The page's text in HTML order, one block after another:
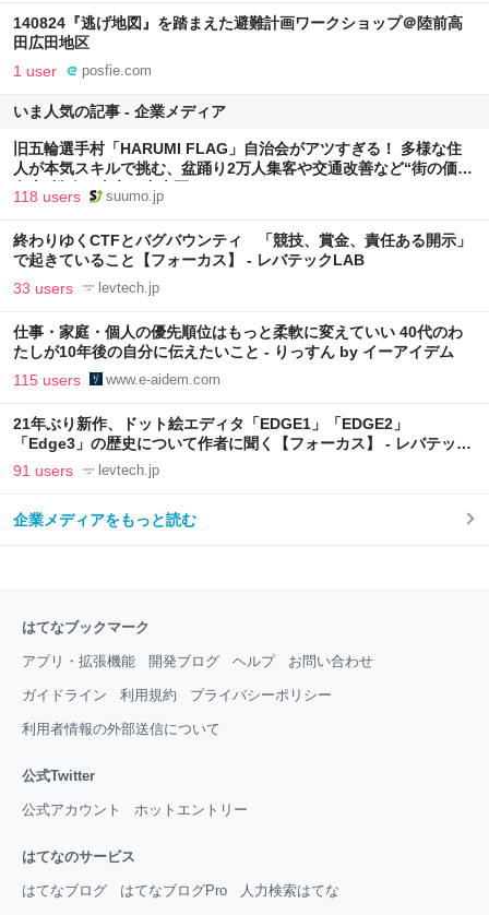
140824『逃げ地図』を踏まえた避難計画ワークショップ＠陸前高
田広田地区
1 user posfie.com
いま人気の記事 - 企業メディア
旧五輪選手村「HARUMI FLAG」自治会がアツすぎる！ 多様な住
人が本気スキルで挑む、盆踊り2万人集客や交通改善など“街の価値
向上”戦略 東京・中央区
118 users suumo.jp
終わりゆくCTFとバグバウンティ 「競技、賞金、責任ある開示」
で起きていること【フォーカス】 - レバテックLAB
33 users levtech.jp
仕事・家庭・個人の優先順位はもっと柔軟に変えていい 40代のわ
たしが10年後の自分に伝えたいこと - りっすん by イーアイデム
115 users www.e-aidem.com
21年ぶり新作、ドット絵エディタ「EDGE1」「EDGE2」
「Edge3」の歴史について作者に聞く【フォーカス】 - レバテック
LAB
91 users levtech.jp
企業メディアをもっと読む
はてなブックマーク
アプリ・拡張機能 開発ブログ ヘルプ お問い合わせ
ガイドライン 利用規約 プライバシーポリシー
利用者情報の外部送信について
公式Twitter
公式アカウント ホットエントリー
はてなのサービス
はてなブログ はてなブログPro 人力検索はてな